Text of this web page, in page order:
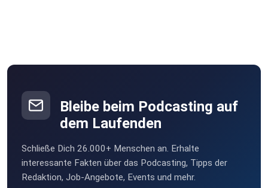
Bleibe beim Podcasting auf
dem Laufenden
Schließe Dich 26.000+ Menschen an. Erhalte
interessante Fakten über das Podcasting, Tipps der
Redaktion, Job-Angebote, Events und mehr.